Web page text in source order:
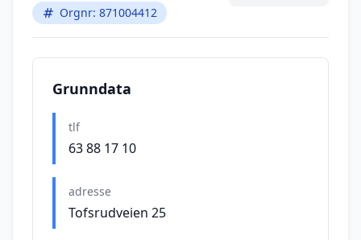
Orgnr: 871004412
Grunndata
tlf
63 88 17 10
adresse
Tofsrudveien 25